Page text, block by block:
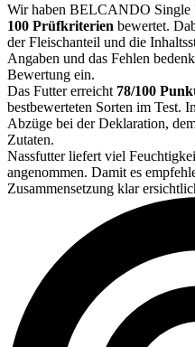
Wir haben BELCANDO Single
100 Prüfkriterien bewertet.
der Fleischanteil und die
Angaben und das Fehlen
Bewertung ein.
Das Futter erreicht 78/100
bestbewerteten Sorten im Test.
Abzüge bei der Deklaration,
Zutaten.
Nassfutter liefert viel
angenommen. Damit es
Zusammensetzung klar